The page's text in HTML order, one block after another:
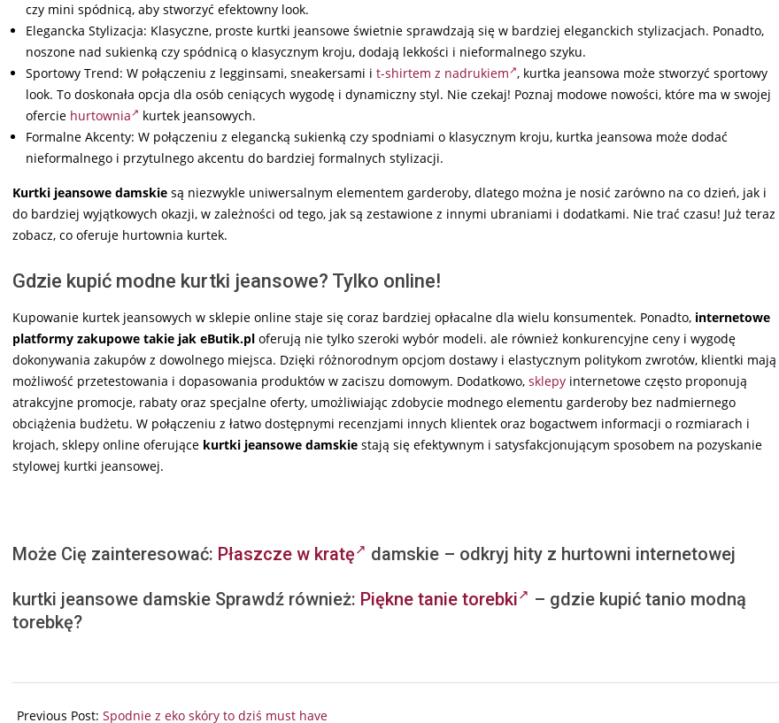
czy mini spódnicą, aby stworzyć efektowny look.
Elegancka Stylizacja: Klasyczne, proste kurtki jeansowe świetnie sprawdzają się w bardziej eleganckich stylizacjach. Ponadto,
noszone nad sukienką czy spódnicą o klasycznym kroju, dodają lekkości i nieformalnego szyku.
Sportowy Trend: W połączeniu z legginsami, sneakersami i t-shirtem z nadrukiem , kurtka jeansowa może stworzyć sportowy
look. To doskonała opcja dla osób ceniących wygodę i dynamiczny styl. Nie czekaj! Poznaj modowe nowości, które ma w swojej
ofercie hurtownia
kurtek jeansowych.
Formalne Akcenty: W połączeniu z elegancką sukienką czy spodniami o klasycznym kroju, kurtka jeansowa może dodać
nieformalnego i przytulnego akcentu do bardziej formalnych stylizacji.
Kurtki jeansowe damskie są niezwykle uniwersalnym elementem garderoby, dlatego można je nosić zarówno na co dzień, jak i
do bardziej wyjątkowych okazji, w zależności od tego, jak są zestawione z innymi ubraniami i dodatkami. Nie trać czasu! Już teraz
zobacz, co oferuje hurtownia kurtek.
Gdzie kupić modne kurtki jeansowe? Tylko online!
Kupowanie kurtek jeansowych w sklepie online staje się coraz bardziej opłacalne dla wielu konsumentek. Ponadto, internetowe
platformy zakupowe takie jak eButik.pl oferują nie tylko szeroki wybór modeli. ale również konkurencyjne ceny i wygodę
dokonywania zakupów z dowolnego miejsca. Dzięki różnorodnym opcjom dostawy i elastycznym politykom zwrotów, klientki mają
możliwość przetestowania i dopasowania produktów w zaciszu domowym. Dodatkowo, sklepy internetowe często proponują
atrakcyjne promocje, rabaty oraz specjalne oferty, umożliwiając zdobycie modnego elementu garderoby bez nadmiernego
obciążenia budżetu. W połączeniu z łatwo dostępnymi recenzjami innych klientek oraz bogactwem informacji o rozmiarach i
krojach, sklepy online oferujące kurtki jeansowe damskie stają się efektywnym i satysfakcjonującym sposobem na pozyskanie
stylowej kurtki jeansowej.
Może Cię zainteresować: Płaszcze w kratę damskie – odkryj hity z hurtowni internetowej
kurtki jeansowe damskie Sprawdź również: Piękne tanie torebki
– gdzie kupić tanio modną
torebkę?
02-
Previous Post: Spodnie z eko skóry to dziś must have